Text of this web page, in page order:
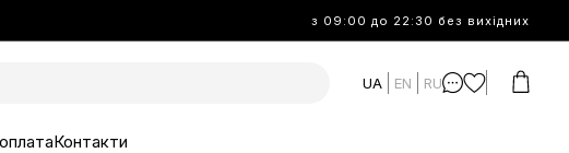
з 09:00 до 22:30 без вихідних
UA EN RU
Контакти